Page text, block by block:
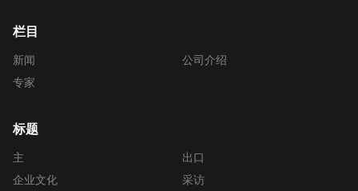
栏目
新闻
公司介绍
专家
标题
主
出口
企业文化
采访